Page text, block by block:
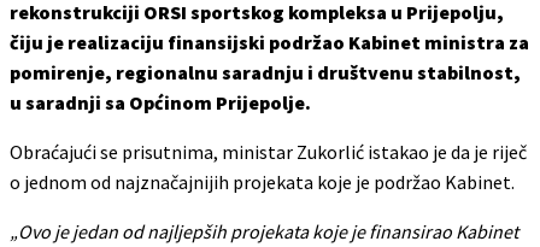
rekonstrukciji ORSI sportskog kompleksa u Prijepolju,
čiju je realizaciju finansijski podržao Kabinet ministra za
pomirenje, regionalnu saradnju i društvenu stabilnost,
u saradnji sa Općinom Prijepolje.
Obraćajući se prisutnima, ministar Zukorlić istakao je da je riječ
o jednom od najznačajnijih projekata koje je podržao Kabinet.
„Ovo je jedan od najljepših projekata koje je finansirao Kabinet